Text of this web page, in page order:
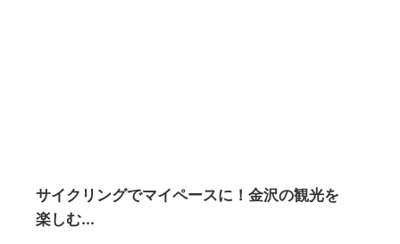
サイクリングでマイペースに！金沢の観光を
楽しむ...